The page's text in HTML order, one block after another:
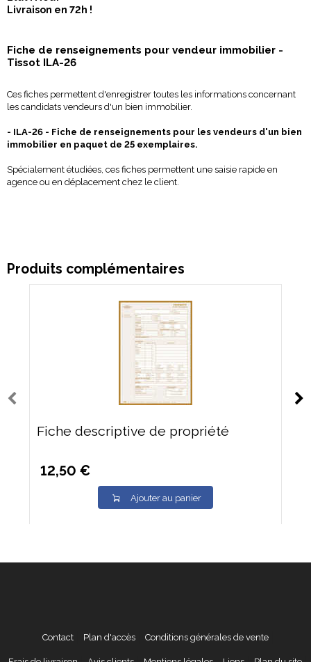
Livraison en 72h !
Fiche de renseignements pour vendeur immobilier -
Tissot ILA-26
Ces fiches permettent d'enregistrer toutes les informations concernant
les candidats vendeurs d'un bien immobilier.
- ILA-26 - Fiche de renseignements pour les vendeurs d'un bien
immobilier en paquet de 25 exemplaires.
Spécialement étudiées, ces fiches permettent une saisie rapide en
agence ou en déplacement chez le client.
Produits complémentaires
Fiche descriptive de propriété
12,50 €
Ajouter au panier
Contact Plan d'accès Conditions générales de vente